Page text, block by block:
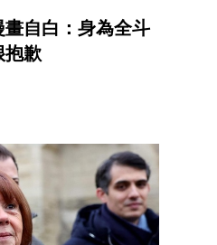
自白：身為全斗
抱歉